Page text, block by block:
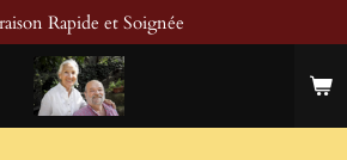
Rapide et Soignée